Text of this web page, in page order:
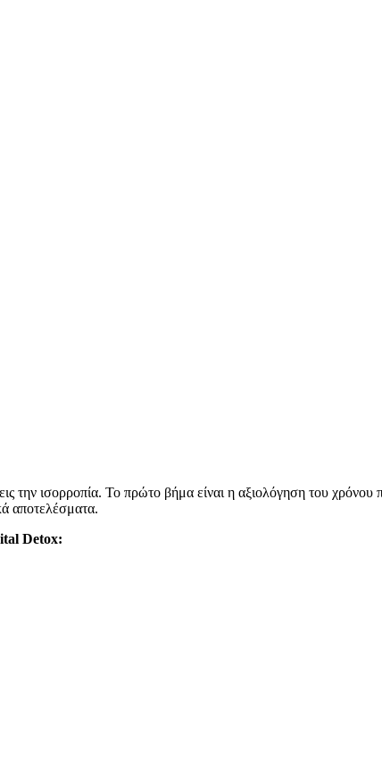
την ισορροπία. Το πρώτο βήμα είναι η αξιολόγηση του χρόνου
αποτελέσματα.
Detox: